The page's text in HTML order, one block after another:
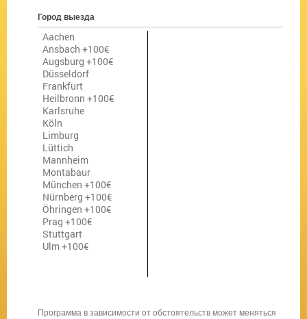
Город выезда
Aachen
Ansbach +100€
Augsburg +100€
Düsseldorf
Frankfurt
Heilbronn +100€
Karlsruhe
Köln
Limburg
Lüttich
Mannheim
Montabaur
München +100€
Nürnberg +100€
Öhringen +100€
Prag +100€
Stuttgart
Ulm +100€
Программа в зависимости от обстоятельств может меняться